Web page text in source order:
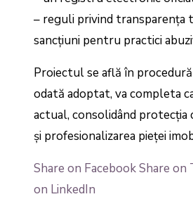
– reguli privind transparența
sancțiuni pentru practici
Proiectul se află în
odată adoptat, va completa
actual, consolidând
și profesionalizarea pieței
Share on FacebookShare
on LinkedIn